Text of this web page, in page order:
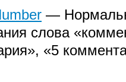
—
слова
«5